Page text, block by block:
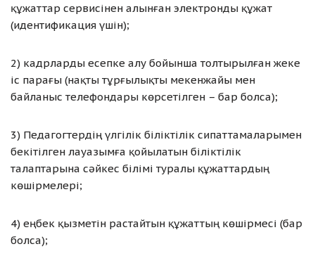
құжаттар сервисінен алынған электронды құжат
(идентификация үшін);
2) кадрларды есепке алу бойынша толтырылған жеке
іс парағы (нақты тұрғылықты мекенжайы мен
байланыс телефондары көрсетілген – бар болса);
3) Педагогтердің үлгілік біліктілік сипаттамаларымен
бекітілген лауазымға қойылатын біліктілік
талаптарына сәйкес білімі туралы құжаттардың
көшірмелері;
4) еңбек қызметін растайтын құжаттың көшірмесі (бар
болса);